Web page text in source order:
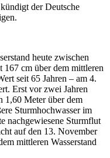
der Deutsche
heute zwischen
cm über dem mittleren
seit 65 Jahren – am 4.
Erst vor zwei Jahren
1,60 Meter über dem
Sturmhochwasser im
nachgewiesene Sturmflut
auf den 13. November
mittleren Wasserstand